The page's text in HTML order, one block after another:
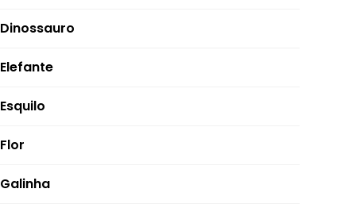
Dinossauro
Elefante
Esquilo
Flor
Galinha